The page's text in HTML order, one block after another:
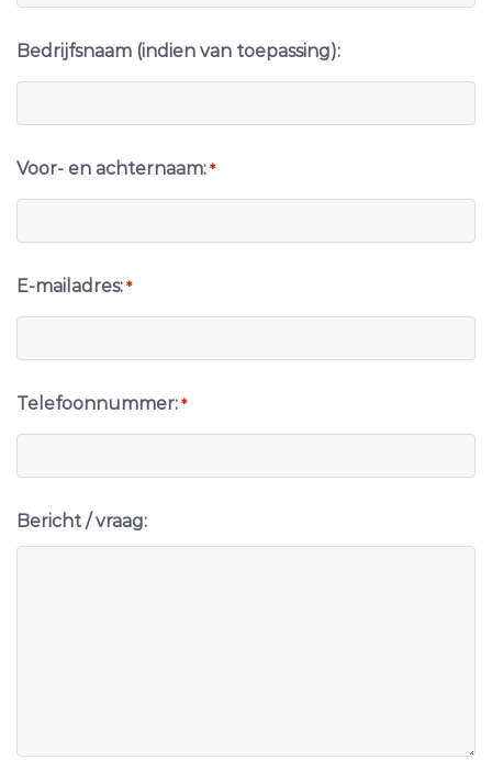
Bedrijfsnaam (indien van toepassing):
Voor- en achternaam: *
E-mailadres: *
Telefoonnummer: *
Bericht / vraag: